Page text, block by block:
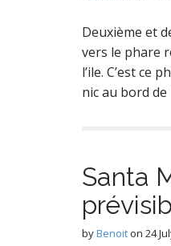
Deuxième et
vers le phare
l’ile. C’est ce
nic au bord de
Santa
byBenoiton 24